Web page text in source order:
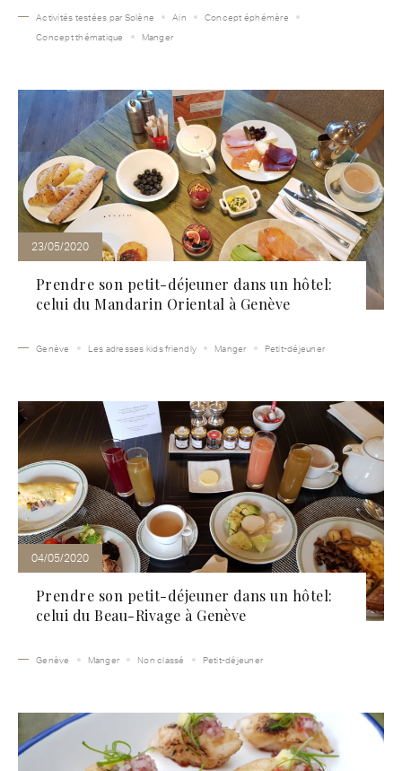
Activités testées par Solène Ain
Concept éphémère
Concept thématique
Manger
23/05/2020
Prendre son petit-déjeuner dans un hôtel:
celui du Mandarin Oriental à Genève
Genève Les adresses kids friendly Manger Petit-déjeuner
04/05/2020
Prendre son petit-déjeuner dans un hôtel:
celui du Beau-Rivage à Genève
Genève Manger Non classé Petit-déjeuner